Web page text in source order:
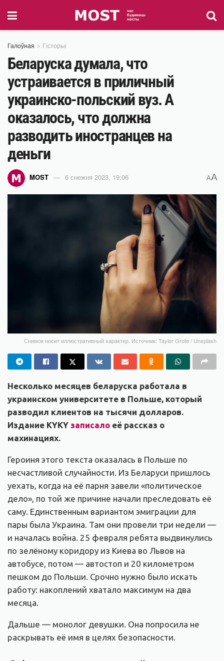
Галоўная Гісторыі
Беларуска думала, что
устраивается в приличный
украинско-польский вуз. А
оказалось, что должна
разводить иностранцев на
деньги
MOST 6 снежня 2023, 19:06 AA
Снимок носит иллюстративный характер. Источник: Taylor Grote / Unsplash
Несколько месяцев беларуска работала в
украинском университете в Польше, который
разводил клиентов на тысячи долларов.
Издание KYKY записало её рассказ о
махинациях.
Героиня этого текста оказалась в Польше по
несчастливой случайности. Из Беларуси пришлось
уехать, когда на её парня завели «политическое
дело», по той же причине начали преследовать её
саму. Единственным вариантом эмиграции для
пары была Украина. Там они провели три недели —
и началась война. 25 февраля ребята выдвинулись
по зелёному коридору из Киева во Львов на
автобусе, потом — автостоп и 20 километром
пешком до Польши. Срочно нужно было искать
работу: накоплений хватало максимум на два
месяца.
Дальше — монолог девушки. Она попросила не
раскрывать её имя в целях безопасности.